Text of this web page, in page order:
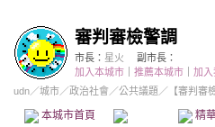
審判審檢警調
市長： 星火
副市長：
加入本城市
推薦本城市 加入
udn／城市／政治社會 ／公共議題 ／ 【審判審
本城市首頁 精